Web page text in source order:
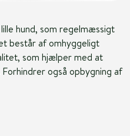
hund, som regelmæssigt
består af omhyggeligt
som hjælper med at
også opbygning af